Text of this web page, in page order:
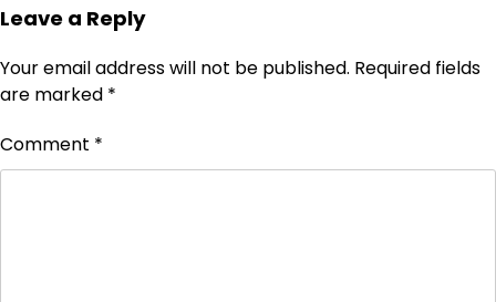
Leave a Reply
Your email address will not be published. Required fields
are marked *
Comment *